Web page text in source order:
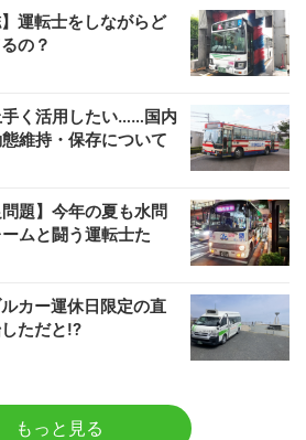
】運転士をしながらど
の？
く活用したい……国内
維持・保存について
問題】今年の夏も水問
ムと闘う運転士た
カー運休日限定の直
ただと!?
もっと見る